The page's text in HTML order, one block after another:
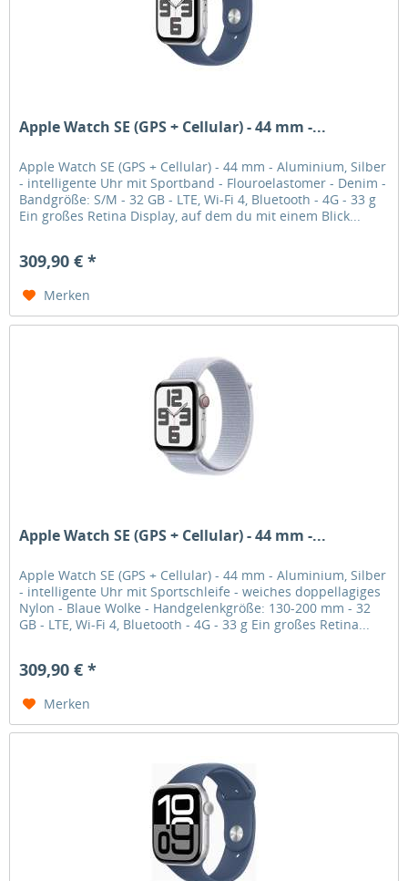
Apple Watch SE (GPS + Cellular) - 44 mm -...
Apple Watch SE (GPS + Cellular) - 44 mm - Aluminium, Silber
- intelligente Uhr mit Sportband - Flouroelastomer - Denim -
Bandgröße: S/M - 32 GB - LTE, Wi-Fi 4, Bluetooth - 4G - 33 g
Ein großes Retina Display, auf dem du mit einem Blick...
309,90 € *
Merken
Apple Watch SE (GPS + Cellular) - 44 mm -...
Apple Watch SE (GPS + Cellular) - 44 mm - Aluminium, Silber
- intelligente Uhr mit Sportschleife - weiches doppellagiges
Nylon - Blaue Wolke - Handgelenkgröße: 130-200 mm - 32
GB - LTE, Wi-Fi 4, Bluetooth - 4G - 33 g Ein großes Retina...
309,90 € *
Merken